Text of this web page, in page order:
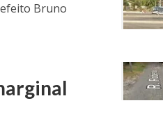
Bruno